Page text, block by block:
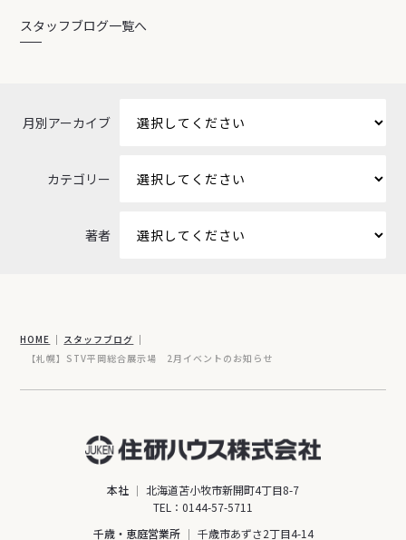
スタッフブログ一覧へ
月別アーカイブ
カテゴリー
著者
HOME
スタッフブログ
【札幌】STV平岡総合展示場 2月イベントのお知らせ
本社
北海道苫小牧市新開町4丁目8-7
TEL： 0144-57-5711
千歳・恵庭営業所
千歳市あずさ2丁目4-14